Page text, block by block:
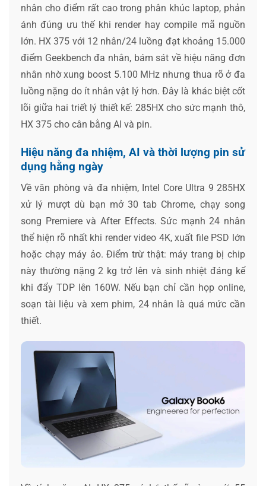
nhân cho điểm rất cao trong phân khúc laptop, phản
ánh đúng ưu thế khi render hay compile mã nguồn
lớn. HX 375 với 12 nhân/24 luồng đạt khoảng 15.000
điểm Geekbench đa nhân, bám sát về hiệu năng đơn
nhân nhờ xung boost 5.100 MHz nhưng thua rõ ở đa
luồng nặng do ít nhân vật lý hơn. Đây là khác biệt cốt
lõi giữa hai triết lý thiết kế: 285HX cho sức mạnh thô,
HX 375 cho cân bằng AI và pin.
Hiệu năng đa nhiệm, AI và thời lượng pin sử
dụng hằng ngày
Về văn phòng và đa nhiệm, Intel Core Ultra 9 285HX
xử lý mượt dù bạn mở 30 tab Chrome, chạy song
song Premiere và After Effects. Sức mạnh 24 nhân
thể hiện rõ nhất khi render video 4K, xuất file PSD lớn
hoặc chạy máy ảo. Điểm trừ thật: máy trang bị chip
này thường nặng 2 kg trở lên và sinh nhiệt đáng kể
khi đẩy TDP lên 160W. Nếu bạn chỉ cần họp online,
soạn tài liệu và xem phim, 24 nhân là quá mức cần
thiết.